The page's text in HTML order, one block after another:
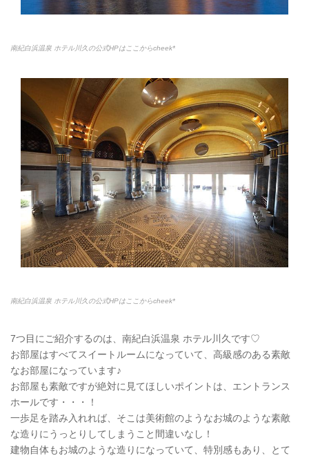
南紀白浜温泉 ホテル川久の公式HPはここからcheek*
南紀白浜温泉 ホテル川久の公式HPはここからcheek*
7つ目にご紹介するのは、南紀白浜温泉 ホテル川久です♡
お部屋はすべてスイートルームになっていて、高級感のある素敵
なお部屋になっています♪
お部屋も素敵ですが絶対に見てほしいポイントは、エントランス
ホールです・・・！
一歩足を踏み入れれば、そこは美術館のようなお城のような素敵
な造りにうっとりしてしまうこと間違いなし！
建物自体もお城のような造りになっていて、特別感もあり、とて